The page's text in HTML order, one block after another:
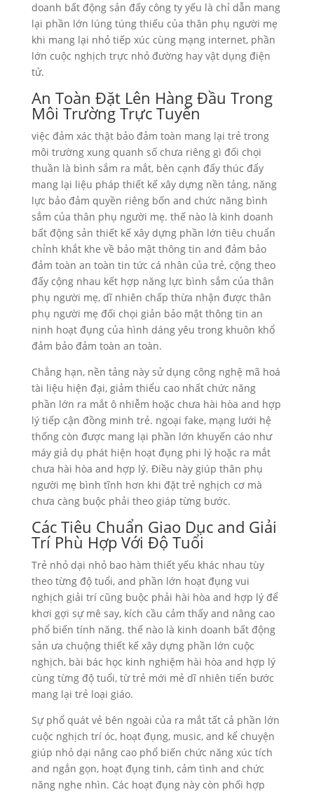
doanh bất động sản đấy công ty yếu là chỉ dẫn mang
lại phần lớn lúng túng thiếu của thân phụ người mẹ
khi mang lại nhỏ tiếp xúc cùng mạng internet, phần
lớn cuộc nghịch trực nhỏ đường hay vật dụng điện
tử.
An Toàn Đặt Lên Hàng Đầu Trong
Môi Trường Trực Tuyến
việc đảm xác thật bảo đảm toàn mang lại trẻ trong
môi trường xung quanh số chưa riêng gì đối chọi
thuần là bình sắm ra mắt, bên cạnh đấy thúc đẩy
mang lại liệu pháp thiết kế xây dựng nền tảng, năng
lực bảo đảm quyền riêng bốn and chức năng bình
sắm của thân phụ người mẹ. thế nào là kinh doanh
bất động sản thiết kế xây dựng phần lớn tiêu chuẩn
chỉnh khắt khe về bảo mật thông tin and đảm bảo
đảm toàn an toàn tin tức cá nhân của trẻ, cộng theo
đấy cộng nhau kết hợp năng lực bình sắm của thân
phụ người mẹ, dĩ nhiên chấp thừa nhận được thân
phụ người mẹ đối chọi giản bảo mật thông tin an
ninh hoạt đụng của hình dáng yêu trong khuôn khổ
đảm bảo đảm toàn an toàn.
Chẳng hạn, nền tảng này sử dụng công nghệ mã hoá
tài liệu hiện đại, giảm thiểu cao nhất chức năng
phần lớn ra mắt ô nhiễm hoặc chưa hài hòa and hợp
lý tiếp cận đồng minh trẻ. ngoại fake, mạng lưới hệ
thống còn được mang lại phần lớn khuyến cáo như
máy giả dụ phát hiện hoạt đụng phi lý hoặc ra mắt
chưa hài hòa and hợp lý. Điều này giúp thân phụ
người mẹ bình tĩnh hơn khi đặt trẻ nghịch cơ mà
chưa càng buộc phải theo giáp từng bước.
Các Tiêu Chuẩn Giao Dục and Giải
Trí Phù Hợp Với Độ Tuổi
Trẻ nhỏ dại nhỏ bao hàm thiết yếu khác nhau tùy
theo từng độ tuổi, and phần lớn hoạt đụng vui
nghịch giải trí cũng buộc phải hài hòa and hợp lý để
khơi gợi sự mê say, kích cầu cảm thấy and nâng cao
phổ biến tính năng. thế nào là kinh doanh bất động
sản ưa chuộng thiết kế xây dựng phần lớn cuộc
nghịch, bài bác học kinh nghiệm hài hòa and hợp lý
cùng từng độ tuổi, từ trẻ mới mẻ dĩ nhiên tiến bước
mang lại trẻ loại giáo.
Sự phổ quát vẻ bên ngoài của ra mắt tất cả phần lớn
cuộc nghịch trí óc, hoạt đụng, music, and kể chuyện
giúp nhỏ dại nâng cao phổ biến chức năng xúc tích
and ngắn gọn, hoạt đụng tinh, cảm tình and chức
năng nghe nhìn. Các hoạt đụng này còn phối hợp